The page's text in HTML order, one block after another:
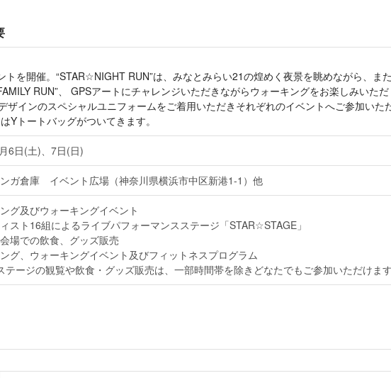
を開催。“STAR☆NIGHT RUN”は、みなとみらい21の煌めく夜景を眺めながら、
RUN”、 GPSアートにチャレンジいただきながらウォーキングをお楽しみいた
インのスペシャルユニフォームをご着用いただきそれぞれのイベントへご参加いた
Yトートバッグがついてきます。
6日(土)、7日(日)
ガ倉庫 イベント広場（神奈川県横浜市中区新港1-1）他
グ及びウォーキングイベント
スト16組によるライブパフォーマンスステージ「STAR☆STAGE」
場での飲食、グッズ販売
グ、ウォーキングイベント及びフィットネスプログラム
テージの観覧や飲食・グッズ販売は、一部時間帯を除きどなたでもご参加いただけま